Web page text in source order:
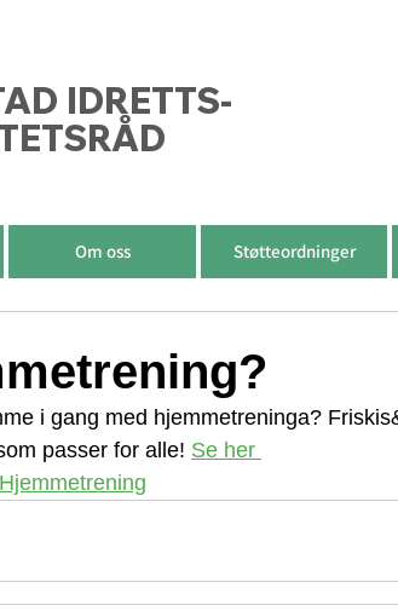
IDRETTS-
Om oss Støtteordninger
i gang med hjemmetreninga?
passer for alle! Se her